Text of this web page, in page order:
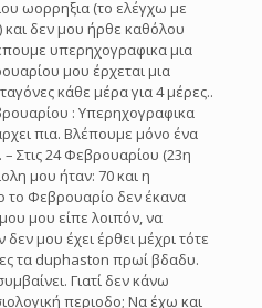
ωορρηξια (το ελέγχω με
και δεν μου ήρθε καθόλου
υπερηχογραφικα μια
μου έρχεται μια
κάθε μέρα για 4 μέρες..
: Υπερηχογραφικα
πια. Βλέπουμε μόνο ένα
– Στις 24 Φεβρουαρίου (23η
μου ήταν: 70 και η
το Φεβρουαρίο δεν έκανα
μου είπε λοιπόν, να
μου έχει έρθει μέχρι τότε
τα duphaston πρωί βδαδυ.
Γιατί δεν κάνω
περιοδο; Να έχω και